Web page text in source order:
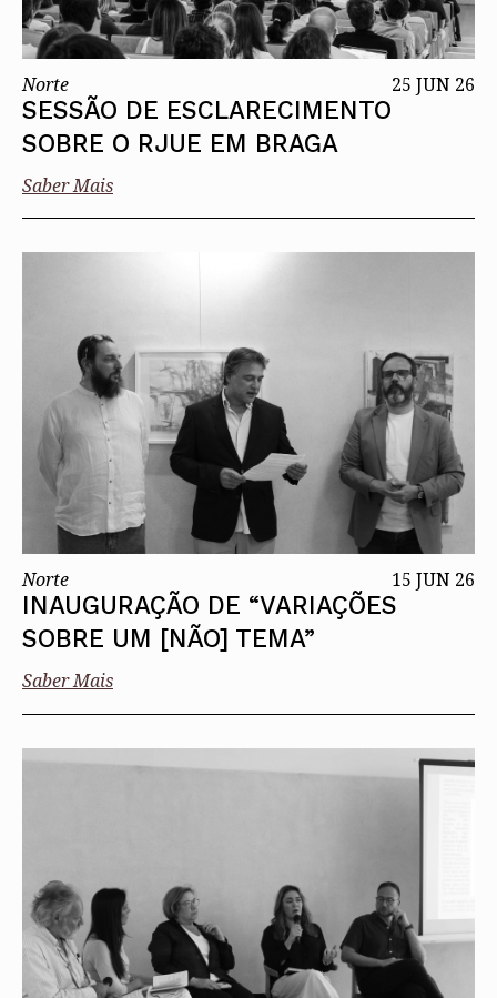
Norte 25 JUN 26
SESSÃO DE ESCLARECIMENTO
SOBRE O RJUE EM BRAGA
Saber Mais
Norte 15 JUN 26
INAUGURAÇÃO DE “VARIAÇÕES
SOBRE UM [NÃO] TEMA”
Saber Mais